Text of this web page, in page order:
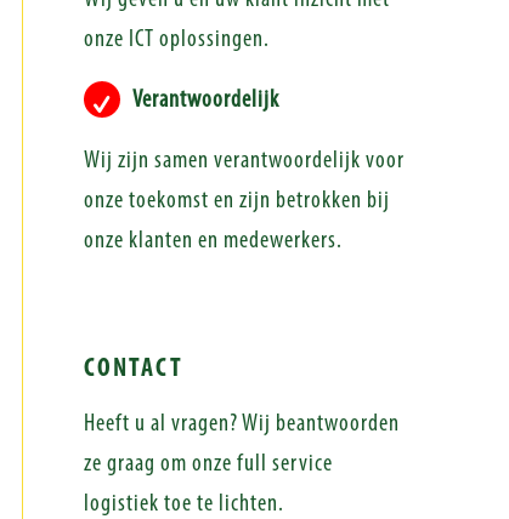
onze ICT oplossingen.
Verantwoordelijk
Wij zijn samen verantwoordelijk voor
onze toekomst en zijn betrokken bij
onze klanten en medewerkers.
CONTACT
Heeft u al vragen? Wij beantwoorden
ze graag om onze full service
logistiek toe te lichten.